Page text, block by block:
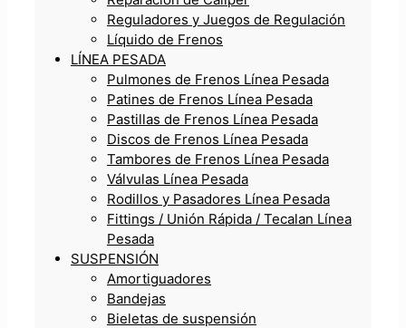
Reguladores y Juegos de Regulación
Líquido de Frenos
LÍNEA PESADA
Pulmones de Frenos Línea Pesada
Patines de Frenos Línea Pesada
Pastillas de Frenos Línea Pesada
Discos de Frenos Línea Pesada
Tambores de Frenos Línea Pesada
Válvulas Línea Pesada
Rodillos y Pasadores Línea Pesada
Fittings / Unión Rápida / Tecalan Línea
Pesada
SUSPENSIÓN
Amortiguadores
Bandejas
Bieletas de suspensión